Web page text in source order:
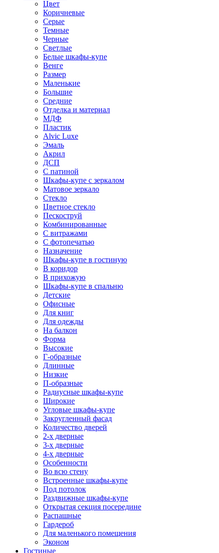
Цвет
Коричневые
Серые
Темные
Черные
Светлые
Белые шкафы-купе
Венге
Размер
Маленькие
Большие
Средние
Отделка и материал
МДФ
Пластик
Alvic Luxe
Эмаль
Акрил
ДСП
С патиной
Шкафы-купе с зеркалом
Матовое зеркало
Стекло
Цветное стекло
Пескоструй
Комбинированные
С витражами
С фотопечатью
Назначение
Шкафы-купе в гостиную
В коридор
В прихожую
Шкафы-купе в спальню
Детские
Офисные
Для книг
Для одежды
На балкон
Форма
Высокие
Г-образные
Длинные
Низкие
П-образные
Радиусные шкафы-купе
Широкие
Угловые шкафы-купе
Закругленный фасад
Количество дверей
2-х дверные
3-х дверные
4-х дверные
Особенности
Во всю стену
Встроенные шкафы-купе
Под потолок
Раздвижные шкафы-купе
Открытая секция посередине
Распашные
Гардероб
Для маленького помещения
Эконом
Гостиные